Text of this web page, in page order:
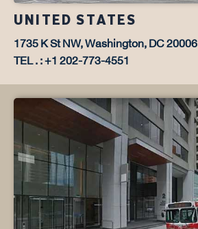
UNITED STATES
1735 K St NW, Washington, DC 20006
TEL . : +1 202-773-4551